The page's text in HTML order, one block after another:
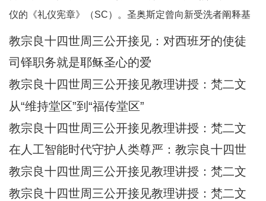
们的面容刻在祂的掌心上（参阅：依
四十九 16），祂对我们的爱，比母亲
对子女的爱更为
仪的《礼仪宪章》（SC）。圣奥斯定曾向新受洗者阐释基
督身体的奥迹，他引用了我们刚刚听到的圣保禄的这句经
12:27）他继而说道：“你们所领受的，正是属
教宗良十四世周三公开接见：​对西班牙的使徒
牧灵访问的反省
司铎职务就是耶稣圣心的爱
教宗良十四世周三公开接见教理讲授：梵二文
献 III：《礼仪宪章》
从“维持堂区”到“福传堂区”
教宗良十四世周三公开接见教理讲授：梵二文
献 III：《礼仪宪章》
在人工智能时代守护人类尊严：教宗良十四世
首封通谕《伟大的人类》预先品尝
教宗良十四世周三公开接见教理讲授：梵二文
献 III：《礼仪宪章》
教宗良十四世周三公开接见教理讲授：梵二文